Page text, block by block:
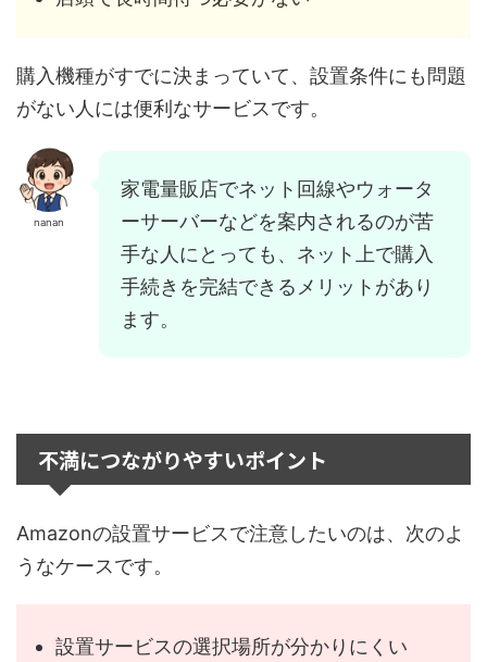
購入機種がすでに決まっていて、設置条件にも問題
がない人には便利なサービスです。
nanan
家電量販店でネット回線やウォータ
ーサーバーなどを案内されるのが苦
手な人にとっても、ネット上で購入
手続きを完結できるメリットがあり
ます。
不満につながりやすいポイント
Amazonの設置サービスで注意したいのは、次のよ
うなケースです。
設置サービスの選択場所が分かりにくい